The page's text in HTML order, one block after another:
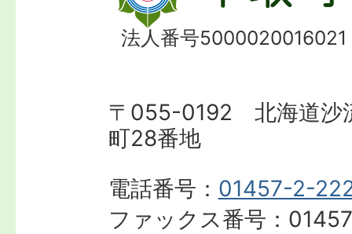
法人番号5000020016021
〒055-0192 北海道沙
町28番地
電話番号： 01457-2-
ファックス番号：